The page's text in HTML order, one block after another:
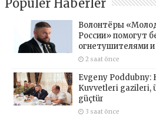
Popüler Haberler
Волонтёры
России» помогут
огнетушителями
2 saat önce
Evgeny Poddubny:
Kuvvetleri gazileri,
güçtür
3 saat önce